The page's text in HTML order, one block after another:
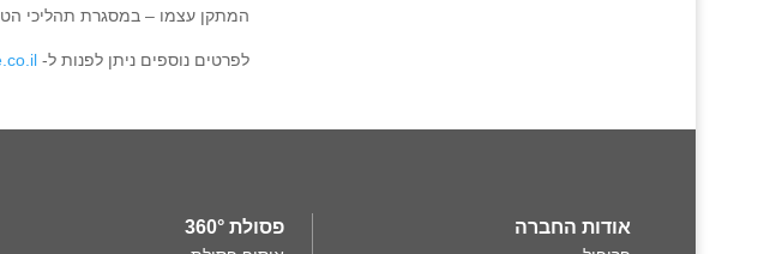
המתקן עצמו – במסגרת תהליכי
לפרטים נוספים ניתן לפנות ל-
אודות החברה פסולת 360°